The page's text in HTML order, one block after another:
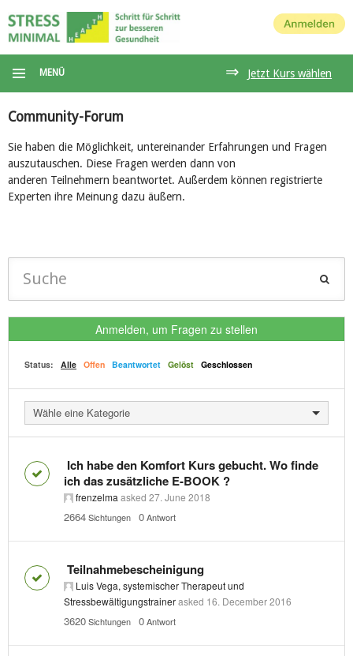
Anmelden
⇒ Jetzt Kurs wählen
MENÜ
Community-Forum
Sie haben die Möglichkeit, untereinander Erfahrungen und Fragen
auszutauschen. Diese Fragen werden dann von
anderen Teilnehmern beantwortet. Außerdem können registrierte
Experten ihre Meinung dazu äußern.
Anmelden, um Fragen zu stellen
Status: Alle Offen Beantwortet Gelöst Geschlossen
Wähle eine Kategorie
Ich habe den Komfort Kurs gebucht. Wo finde
ich das zusätzliche E-BOOK ?
frenzelma asked 27. June 2018
2664Sichtungen 0Antwort
Teilnahmebescheinigung
Luis Vega, systemischer Therapeut und
Stressbewältigungstrainerasked 16. December 2016
3620Sichtungen 0Antwort